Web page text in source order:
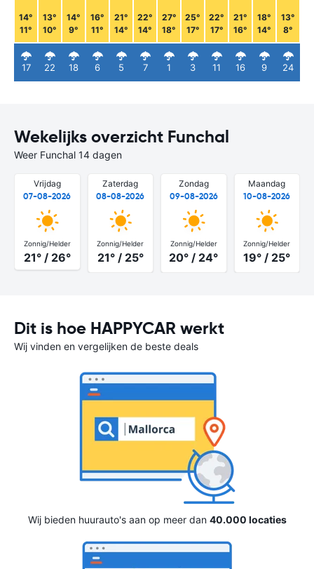
14°
11°
17
13°
10°
22
14°
9°
18
16°
11°
6
21°
14°
5
22°
14°
7
27°
18°
1
25°
17°
3
22°
17°
11
21°
16°
16
18°
14°
9
13°
8°
24
Wekelijks overzicht Funchal
Weer Funchal 14 dagen
Vrijdag
07-08-2026
Zonnig/Helder
21° / 26°
Zaterdag
08-08-2026
Zonnig/Helder
21° / 25°
Zondag
09-08-2026
Zonnig/Helder
20° / 24°
Maandag
10-08-2026
Zonnig/Helder
19° / 25°
Dit is hoe HAPPYCAR werkt
Wij vinden en vergelijken de beste deals
Wij bieden huurauto's aan op meer dan 40.000 locaties